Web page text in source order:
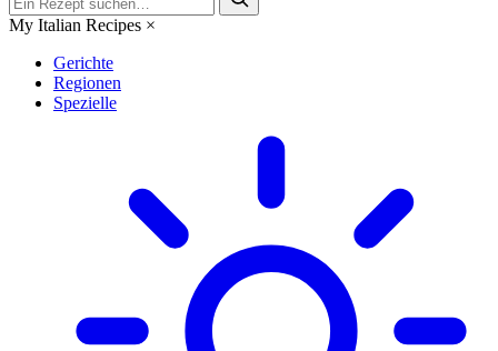
My Italian Recipes ×
Gerichte
Regionen
Spezielle